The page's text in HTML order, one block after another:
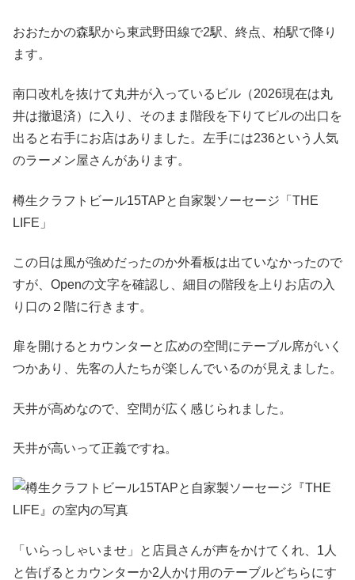
おおたかの森駅から東武野田線で2駅、終点、柏駅で降り
ます。
南口改札を抜けて丸井が入っているビル（2026現在は丸
井は撤退済）に入り、そのまま階段を下りてビルの出口を
出ると右手にお店はありました。左手には236という人気
のラーメン屋さんがあります。
樽生クラフトビール15TAPと自家製ソーセージ「THE
LIFE」
この日は風が強めだったのか外看板は出ていなかったので
すが、Openの文字を確認し、細目の階段を上りお店の入
り口の２階に行きます。
扉を開けるとカウンターと広めの空間にテーブル席がいく
つかあり、先客の人たちが楽しんでいるのが見えました。
天井が高めなので、空間が広く感じられました。
天井が高いって正義ですね。
「いらっしゃいませ」と店員さんが声をかけてくれ、1人
と告げるとカウンターか2人かけ用のテーブルどちらにす